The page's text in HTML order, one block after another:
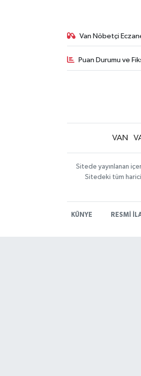
Van Nöbetçi
Puan Durumu ve
VAN
Sitede yayınlanan
Sitedeki tüm harici
KÜNYE RESMİ